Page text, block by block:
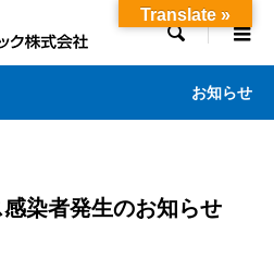

お知らせ
染者発生のお知らせ
Translate »